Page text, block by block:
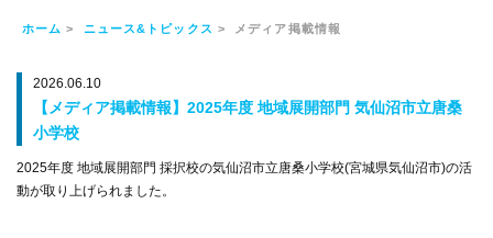
ホーム > ニュース&トピックス > メディア掲載情報
2026.06.10
【メディア掲載情報】2025年度 地域展開部門 気仙沼市立唐桑
小学校
2025年度 地域展開部門 採択校の気仙沼市立唐桑小学校(宮城県気仙沼市)の活
動が取り上げられました。